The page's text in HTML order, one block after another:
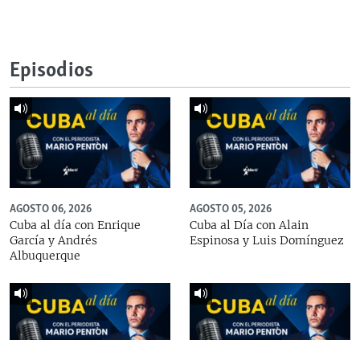
Episodios
AGOSTO 06, 2026
Cuba al día con Enrique
García y Andrés
Albuquerque
AGOSTO 05, 2026
Cuba al Día con Alain
Espinosa y Luis Domínguez